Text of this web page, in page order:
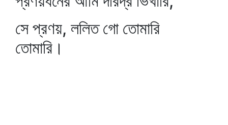
সে প্রণয়, ললিত গো তোমারি
তোমারি।